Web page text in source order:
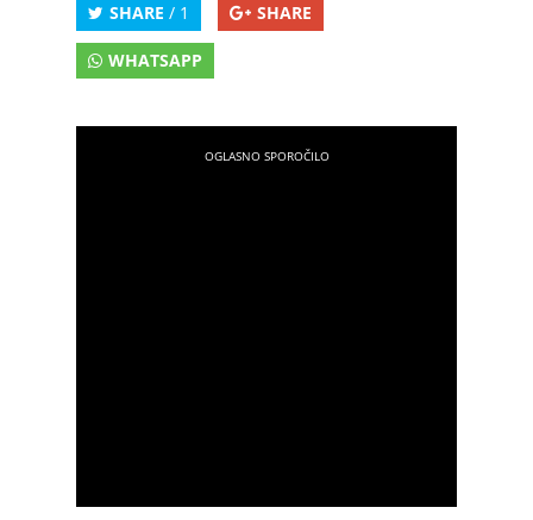
SHARE / 1 SHARE
WHATSAPP